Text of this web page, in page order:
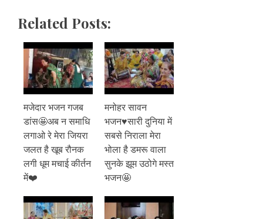
Related Posts:
मजेदार भजन गजब
डांस🤩अब न समाधि
लगाओ रे मेरा जियरा
जलत है खूब रौनक
लगी धूम मचाई कीर्तन
में❤️
मनोहर सावन
भजन♥️सारी दुनिया में
सबसे निराला मेरा
भोला है डमरू वाला
सुनके झूम उठोगे मस्त
भजन🤩